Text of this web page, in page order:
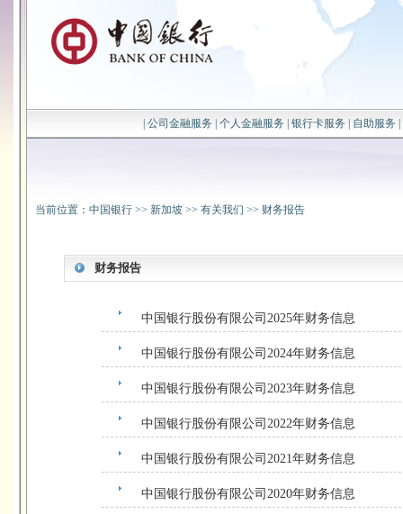
公司金融服务 个人金融服务 银行卡服务 自助服务
当前位置： 中国银行 >> 新加坡 >> 有关我们 >> 财务报告
财务报告
中国银行股份有限公司2025年财务信息
中国银行股份有限公司2024年财务信息
中国银行股份有限公司2023年财务信息
中国银行股份有限公司2022年财务信息
中国银行股份有限公司2021年财务信息
中国银行股份有限公司2020年财务信息